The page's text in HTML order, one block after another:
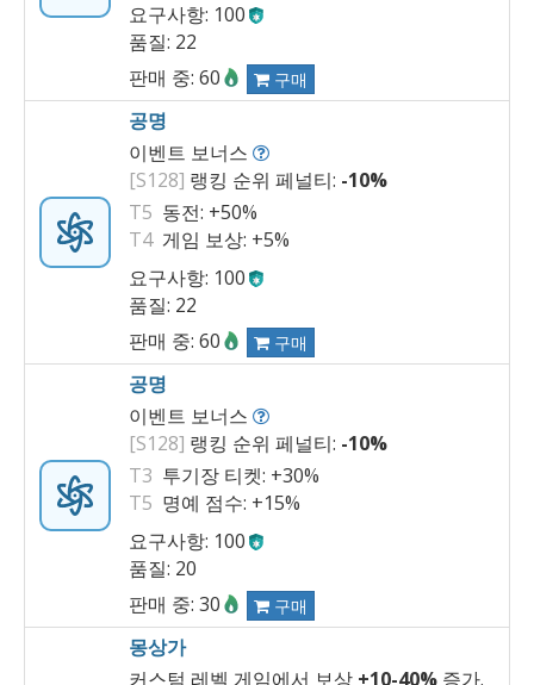
요구사항: 100
품질: 22
판매 중: 60
구매
공명
이벤트 보너스
[S128] 랭킹 순위 페널티: -10%
T5 동전: +50%
T4 게임 보상: +5%
요구사항: 100
품질: 22
판매 중: 60
구매
공명
이벤트 보너스
[S128] 랭킹 순위 페널티: -10%
T3 투기장 티켓: +30%
T5 명예 점수: +15%
요구사항: 100
품질: 20
판매 중: 30
구매
몽상가
커스텀 레벨 게임에서 보상 +10-40% 증가.